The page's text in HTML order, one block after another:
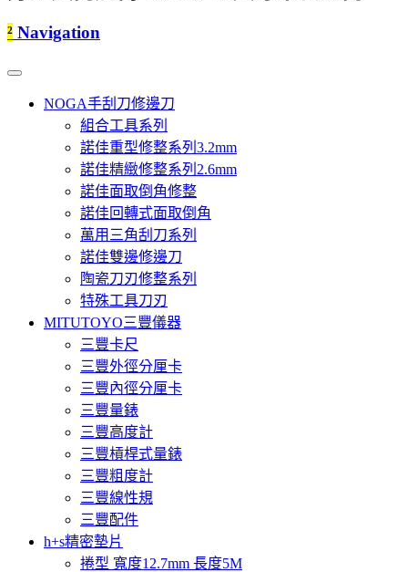
² Navigation
NOGA手刮刀修邊刀
組合工具系列
諾佳重型修整系列3.2mm
諾佳精緻修整系列2.6mm
諾佳面取倒角修整
諾佳回轉式面取倒角
萬用三角刮刀系列
諾佳雙邊修邊刀
陶瓷刀刃修整系列
特殊工具刀刃
MITUTOYO三豐儀器
三豐卡尺
三豐外徑分厘卡
三豐內徑分厘卡
三豐量錶
三豐高度計
三豐槓桿式量錶
三豐粗度計
三豐線性規
三豐配件
h+s精密墊片
捲型 寬度12.7mm 長度5M